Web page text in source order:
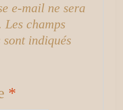
e-mail ne sera
Les champs
indiqués
*